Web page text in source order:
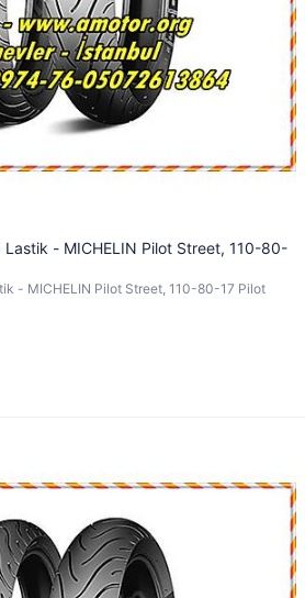
- MICHELIN Pilot Street, 110-80-
- MICHELIN Pilot Street, 110-80-17 Pilot